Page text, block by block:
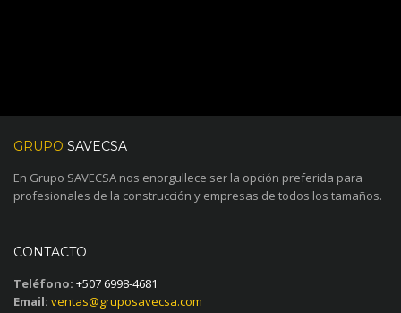
GRUPO SAVECSA
En Grupo SAVECSA nos enorgullece ser la opción preferida para
profesionales de la construcción y empresas de todos los tamaños.
CONTACTO
Teléfono: +507 6998-4681
Email: ventas@gruposavecsa.com